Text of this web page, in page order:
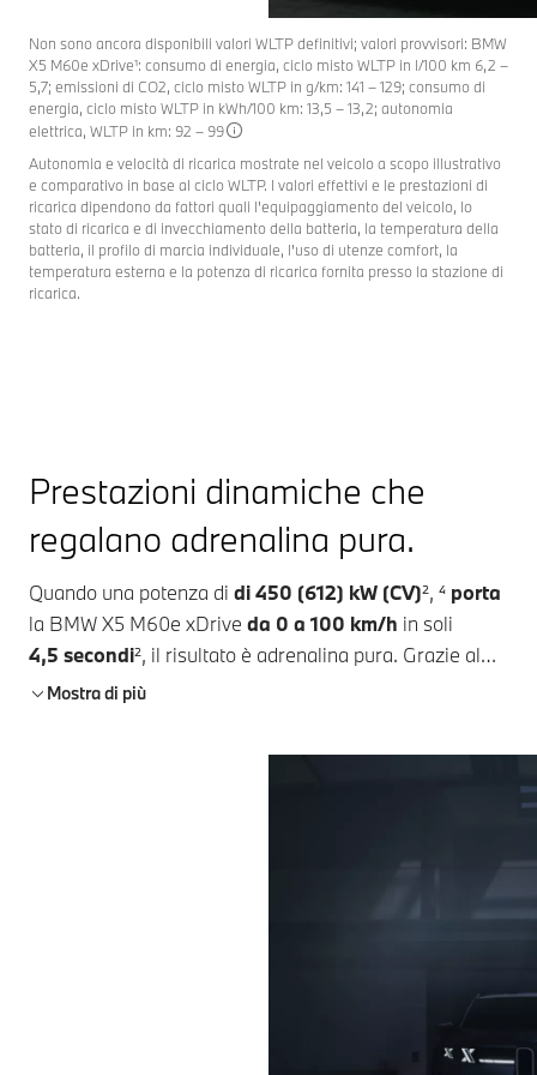
Non sono ancora disponibili valori WLTP definitivi; valori provvisori: BMW
X5 M60e xDrive¹: consumo di energia, ciclo misto WLTP in l/100 km 6,2 –
5,7; emissioni di CO2, ciclo misto WLTP in g/km: 141 – 129; consumo di
energia, ciclo misto WLTP in kWh/100 km: 13,5 – 13,2; autonomia
elettrica, WLTP in km: 92 – 99
Autonomia e velocità di ricarica mostrate nel veicolo a scopo illustrativo
e comparativo in base al ciclo WLTP. I valori effettivi e le prestazioni di
ricarica dipendono da fattori quali l'equipaggiamento del veicolo, lo
stato di ricarica e di invecchiamento della batteria, la temperatura della
batteria, il profilo di marcia individuale, l'uso di utenze comfort, la
temperatura esterna e la potenza di ricarica fornita presso la stazione di
ricarica.
Prestazioni dinamiche che
regalano adrenalina pura.
Quando una potenza di di 450 (612) kW (CV)², ⁴ porta
la BMW X5 M60e xDrive da 0 a 100 km/h in soli
4,5 secondi², il risultato è adrenalina pura. Grazie al
softwareBMW Symbiotic Drive
combinazione con un efficiente motore elettrico,
Mostra di più